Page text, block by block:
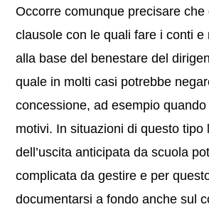
Occorre comunque precisare che
clausole con le quali fare i conti e
alla base del benestare del
quale in molti casi potrebbe
concessione, ad esempio
motivi. In situazioni di questo tipo
dell’uscita anticipata da scuola
complicata da gestire e per
documentarsi a fondo anche sul